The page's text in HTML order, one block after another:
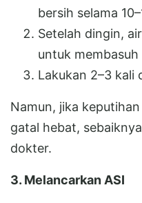
bersih selama
Setelah dingin,
untuk
Lakukan 2–3 kali
Namun, jika
gatal hebat,
dokter.
3. Melancarkan ASI